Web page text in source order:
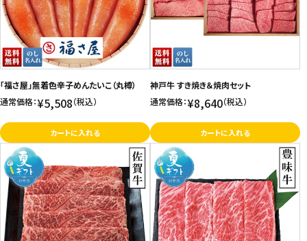
「福さ屋」無着色辛子めんたいこ（丸樽）
通常価格：¥5,508（税込）
カートに入れる
神戸牛 すき焼き＆焼肉セット
通常価格：¥8,640（税込）
カートに入れる